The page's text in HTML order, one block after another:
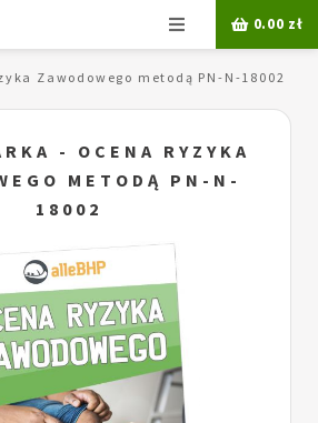
Menu 0.00 zł
Zawodowego metodą PN-N-18002
- OCENA RYZYKA
METODĄ PN-N-
18002